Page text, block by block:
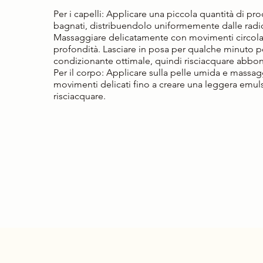
Per i capelli: Applicare una piccola quantità di
bagnati, distribuendolo uniformemente dalle
Massaggiare delicatamente con movimenti
profondità. Lasciare in posa per qualche minuto
condizionante ottimale, quindi risciacquare
Per il corpo: Applicare sulla pelle umida e
movimenti delicati fino a creare una leggera
risciacquare.